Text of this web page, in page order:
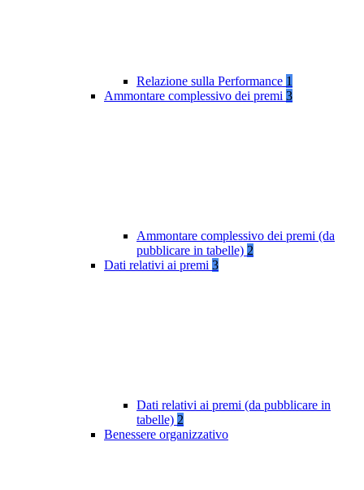
Relazione sulla Performance 1
Ammontare complessivo dei premi 3
Ammontare complessivo dei premi (da
pubblicare in tabelle) 2
Dati relativi ai premi 3
Dati relativi ai premi (da pubblicare in
tabelle) 2
Benessere organizzativo